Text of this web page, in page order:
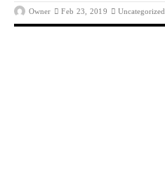
Owner Feb 23, 2019 Uncategorized